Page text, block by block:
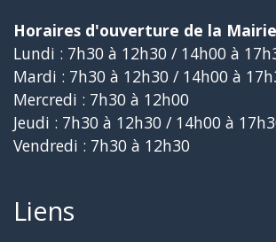
Horaires d'ouverture de la
Lundi : 7h30 à 12h30 / 14h00 à
Mardi : 7h30 à 12h30 / 14h00 à
Mercredi : 7h30 à 12h00
Jeudi : 7h30 à 12h30 / 14h00 à
Vendredi : 7h30 à 12h30
Liens